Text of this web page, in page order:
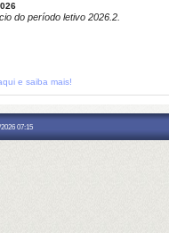
do período letivo 2026.2.
e saiba mais!
07:15